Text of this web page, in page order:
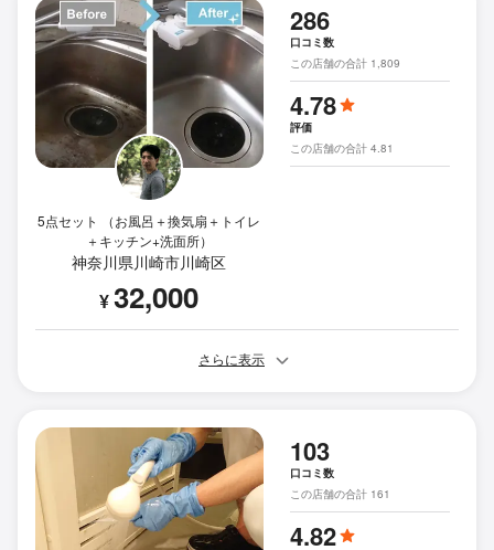
5点セット （お風呂＋換気扇＋トイレ
＋キッチン+洗面所）
神奈川県川崎市川崎区
¥32,000
286
口コミ数
この店舗の合計 1,809
4.78
評価
この店舗の合計 4.81
さらに表示
103
口コミ数
この店舗の合計 161
4.82